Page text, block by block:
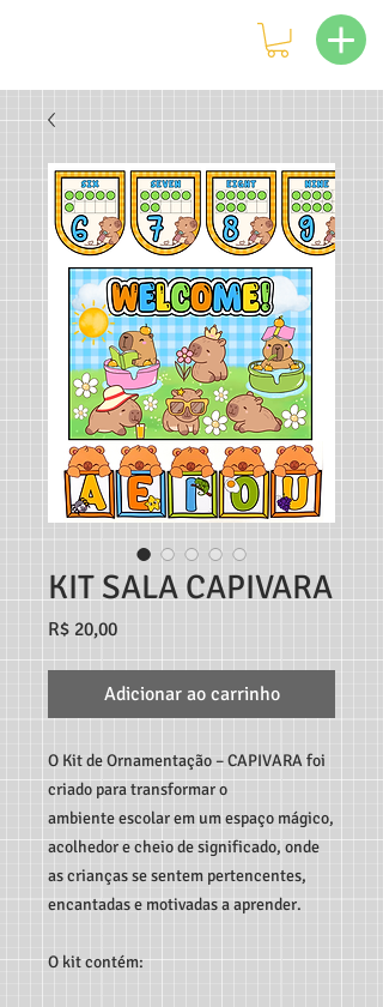
KIT SALA CAPIVARA
R$ 20,00Preço
Adicionar ao carrinho
O Kit de Ornamentação – CAPIVARA foi
criado para transformar o
ambiente escolar em um espaço mágico,
acolhedor e cheio de significado, onde
as crianças se sentem pertencentes,
encantadas e motivadas a aprender.
O kit contém: